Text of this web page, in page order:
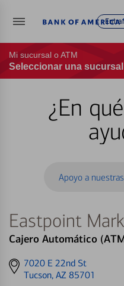
Entrar
Mi sucursal o ATM
Seleccionar una sucursal
¿En
Apoyo a
Eastpoint
Cajero Automático
Get
directions
7020 E 22nd St
Tucson, AZ 85701